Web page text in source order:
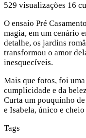
529 visualizações 16
O ensaio Pré
magia, em um cenário
detalhe, os jardins
transformou o amor
inesquecíveis.
Mais que fotos, foi
cumplicidade e da
Curta um pouquinho
e Isabela, único e
Tags